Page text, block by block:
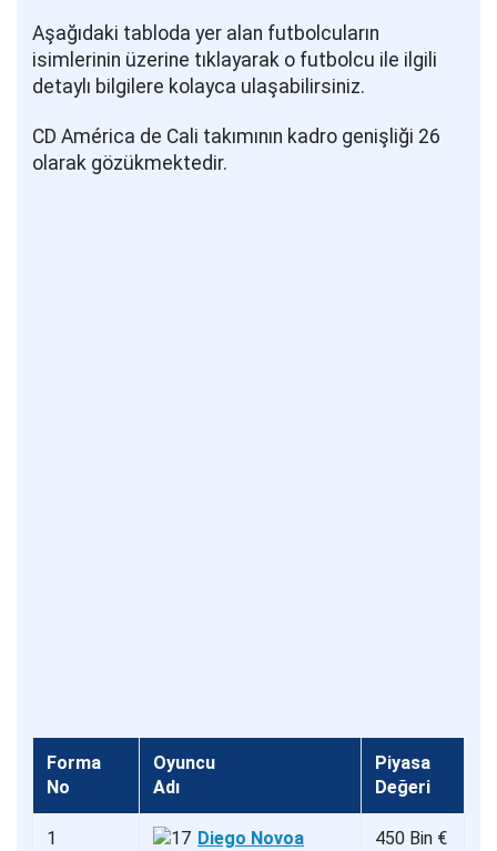
Aşağıdaki tabloda yer alan futbolcuların
isimlerinin üzerine tıklayarak o futbolcu ile ilgili
detaylı bilgilere kolayca ulaşabilirsiniz.
CD América de Cali takımının kadro genişliği 26
olarak gözükmektedir.
Forma
No
Oyuncu
Adı
Piyasa
Değeri
1
Diego Novoa
450 Bin €